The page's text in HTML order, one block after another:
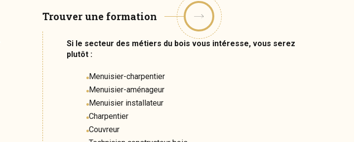
Trouver une formation
Si le secteur des métiers du bois vous intéresse, vous serez
plutôt :
Menuisier-charpentier
Menuisier-aménageur
Menuisier installateur
Charpentier
Couvreur